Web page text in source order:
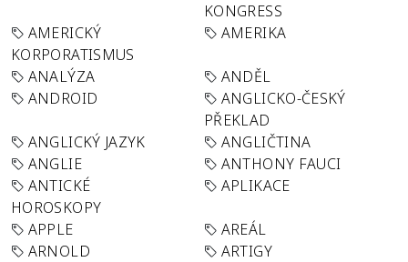
KONGRESS
AMERICKÝ
KORPORATISMUS
AMERIKA
ANALÝZA
ANDĚL
ANDROID
ANGLICKO-ČESKÝ
PŘEKLAD
ANGLICKÝ JAZYK
ANGLIČTINA
ANGLIE
ANTHONY FAUCI
ANTICKÉ
HOROSKOPY
APLIKACE
APPLE
AREÁL
ARNOLD
ARTIGY